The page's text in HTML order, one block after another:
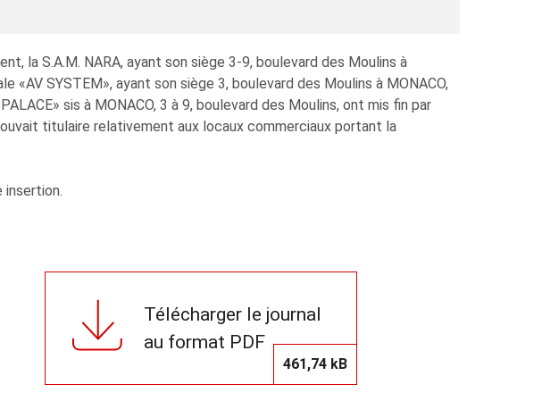
la S.A.M. NARA, ayant son siège 3-9, boulevard des Moulins à
SYSTEM», ayant son siège 3, boulevard des Moulins à MONACO,
sis à MONACO, 3 à 9, boulevard des Moulins, ont mis fin par
titulaire relativement aux locaux commerciaux portant la
insertion.
Télécharger le journal
au format PDF
461,74 kB